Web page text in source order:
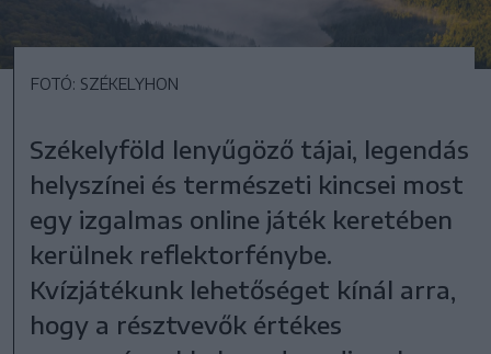
FOTÓ: SZÉKELYHON
Székelyföld lenyűgöző tájai, legendás
helyszínei és természeti kincsei most
egy izgalmas online játék keretében
kerülnek reflektorfénybe.
Kvízjátékunk lehetőséget kínál arra,
hogy a résztvevők értékes